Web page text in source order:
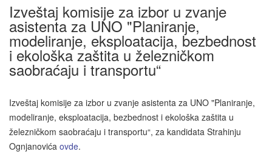
Izveštaj komisije za izbor u zvanje
asistenta za UNO "Planiranje,
modeliranje, eksploatacija, bezbednost
i ekološka zaštita u železničkom
saobraćaju i transportu“
Izveštaj komisije za izbor u zvanje asistenta za UNO "Planiranje,
modeliranje, eksploatacija, bezbednost i ekološka zaštita u
železničkom saobraćaju i transportu“, za kandidata Strahinju
Ognjanovića ovde.